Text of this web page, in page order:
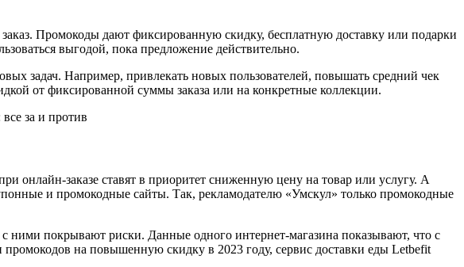
Промокоды дают фиксированную скидку, бесплатную доставку или подарки
выгодой, пока предложение действительно.
задач. Например, привлекать новых пользователей, повышать средний чек
от фиксированной суммы заказа или на конкретные коллекции.
онлайн-заказе ставят в приоритет сниженную цену на товар или услугу. А
и промокодные сайты. Так, рекламодателю «Умскул» только промокодные
покрывают риски. Данные одного интернет-магазина показывают, что с
промокодов на повышенную скидку в 2023 году, сервис доставки еды Letbefit